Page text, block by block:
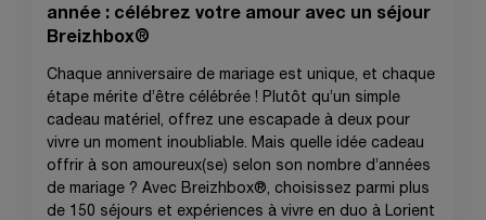
année : célébrez votre amour avec un séjour
Breizhbox®
Chaque anniversaire de mariage est unique, et chaque
étape mérite d’être célébrée ! Plutôt qu’un simple
cadeau matériel, offrez une escapade à deux pour
vivre un moment inoubliable. Mais quelle idée cadeau
offrir à son amoureux(se) selon son nombre d’années
de mariage ? Avec Breizhbox®, choisissez parmi plus
de 150 séjours et expériences à vivre en duo à Lorient